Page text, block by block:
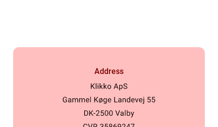
Address